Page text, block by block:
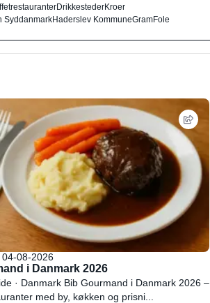
DrikkestederKroer
SyddanmarkHaderslev KommuneGramFole
08-2026
i Danmark 2026
· Danmark Bib Gourmand i Danmark 2026 –
med by, køkken og prisni...